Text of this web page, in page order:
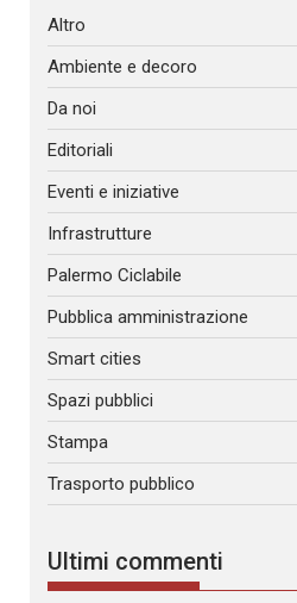
Altro
Ambiente e decoro
Da noi
Editoriali
Eventi e iniziative
Infrastrutture
Palermo Ciclabile
Pubblica amministrazione
Smart cities
Spazi pubblici
Stampa
Trasporto pubblico
Ultimi commenti